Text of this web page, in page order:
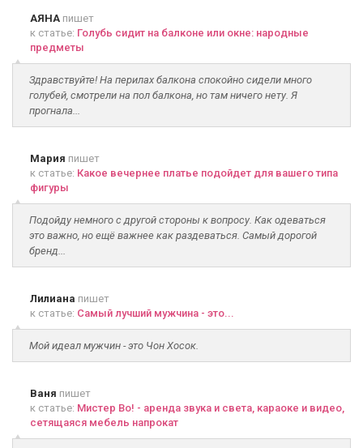
АЯНА пишет
к статье: Голубь сидит на балконе или окне: народные
предметы
Здравствуйте! На перилах балкона спокойно сидели много
голубей, смотрели на пол балкона, но там ничего нету. Я
прогнала...
Мария пишет
к статье: Какое вечернее платье подойдет для вашего типа
фигуры
Подойду немного с другой стороны к вопросу. Как одеваться
это важно, но ещё важнее как раздеваться. Самый дорогой
бренд...
Лилиана пишет
к статье: Самый лучший мужчина - это...
Мой идеал мужчин - это Чон Хосок.
Ваня пишет
к статье: Мистер Во! - аренда звука и света, караоке и видео,
сетящаяся мебель напрокат